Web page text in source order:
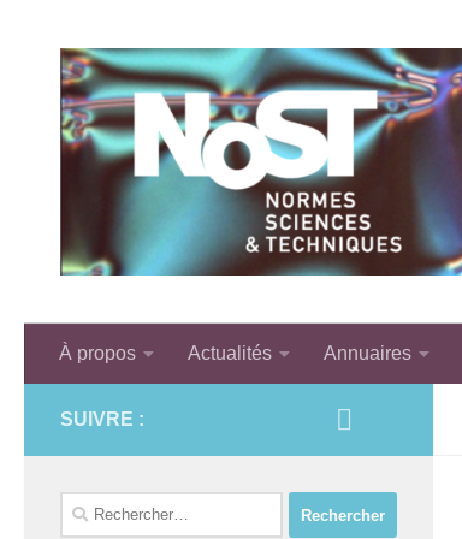
À propos Actualités Annuaires
SUIVRE :
Rechercher :